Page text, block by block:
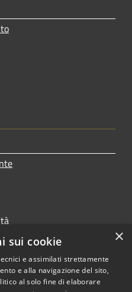
Copyright © 2026 • Comune di
×
sui cookie
e assimilati strettamente
e alla navigazione del sito,
al solo fine di elaborare